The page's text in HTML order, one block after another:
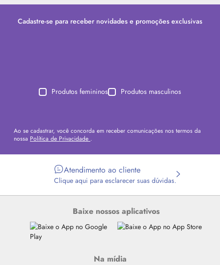
Cadastre-se para receber novidades e promoções exclusivas
Produtos femininos Produtos masculinos
Ao se cadastrar, você concorda em receber comunicações nos termos da
nossa Política de Privacidade .
Atendimento ao cliente
Clique aqui para esclarecer suas dúvidas.
Baixe nossos aplicativos
Na mídia